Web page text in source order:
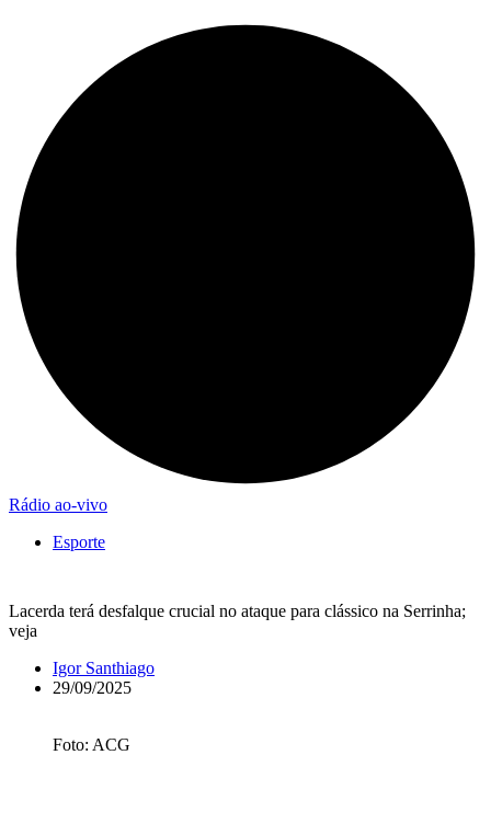
Rádio ao-vivo
Esporte
Lacerda terá desfalque crucial no ataque para clássico na Serrinha;
veja
Igor Santhiago
29/09/2025
Foto: ACG